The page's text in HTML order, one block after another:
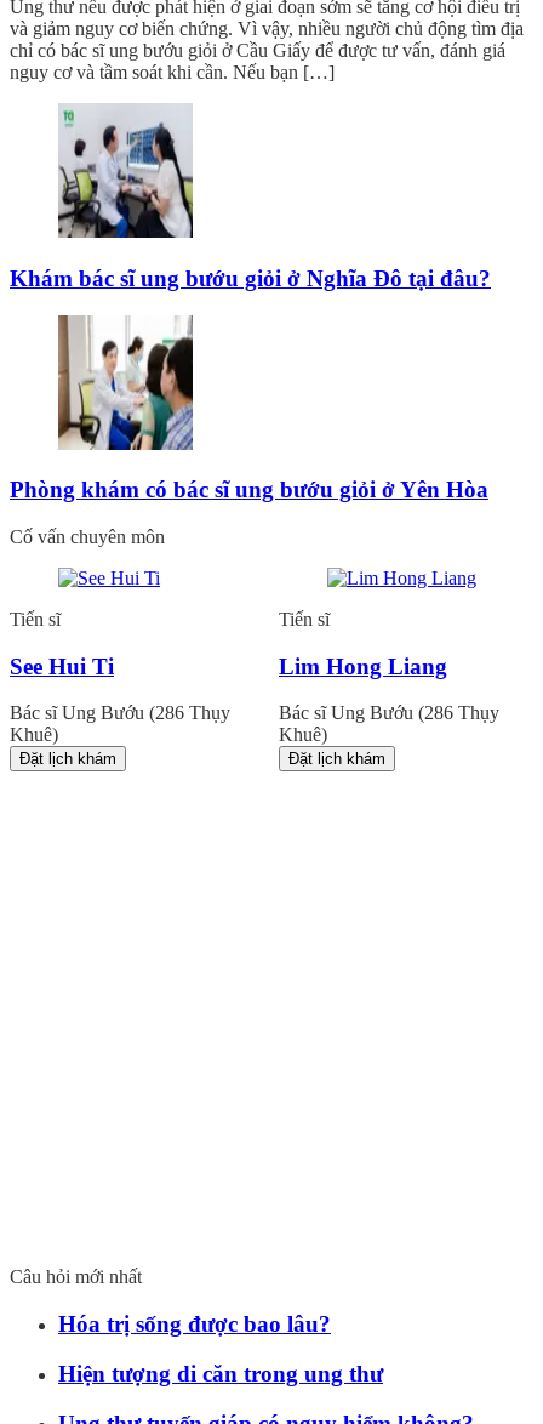
Ung thư nếu được phát hiện ở giai đoạn sớm sẽ tăng cơ hội điều trị
và giảm nguy cơ biến chứng. Vì vậy, nhiều người chủ động tìm địa
chỉ có bác sĩ ung bướu giỏi ở Cầu Giấy để được tư vấn, đánh giá
nguy cơ và tầm soát khi cần. Nếu bạn […]
Khám bác sĩ ung bướu giỏi ở Nghĩa Đô tại đâu?
Phòng khám có bác sĩ ung bướu giỏi ở Yên Hòa
Cố vấn chuyên môn
Tiến sĩ
See Hui Ti
Bác sĩ Ung Bướu (286 Thụy
Khuê)
Đặt lịch khám
Tiến sĩ
Lim Hong Liang
Bác sĩ Ung Bướu (286 Thụy
Khuê)
Đặt lịch khám
Câu hỏi mới nhất
Hóa trị sống được bao lâu?
Hiện tượng di căn trong ung thư